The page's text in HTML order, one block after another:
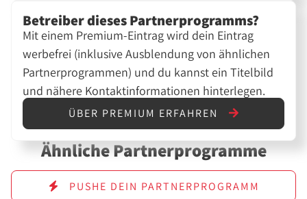
Betreiber dieses Partnerprogramms?
Mit einem Premium-Eintrag wird dein Eintrag
werbefrei (inklusive Ausblendung von ähnlichen
Partnerprogrammen) und du kannst ein Titelbild
und nähere Kontaktinformationen hinterlegen.
ÜBER PREMIUM ERFAHREN
Ähnliche Partnerprogramme
PUSHE DEIN PARTNERPROGRAMM